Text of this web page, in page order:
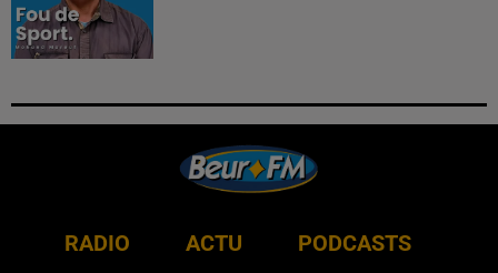
RADIO ACTU PODCASTS